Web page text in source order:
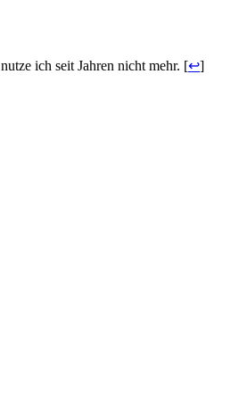
ich seit Jahren nicht mehr. [↩]